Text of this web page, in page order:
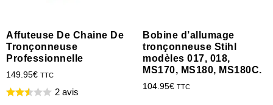
Affuteuse De Chaine De
Tronçonneuse
Professionnelle
149.95€ TTC
2 avis
Bobine d’allumage
tronçonneuse Stihl
modèles 017, 018,
MS170, MS180, MS180C.
104.95€ TTC